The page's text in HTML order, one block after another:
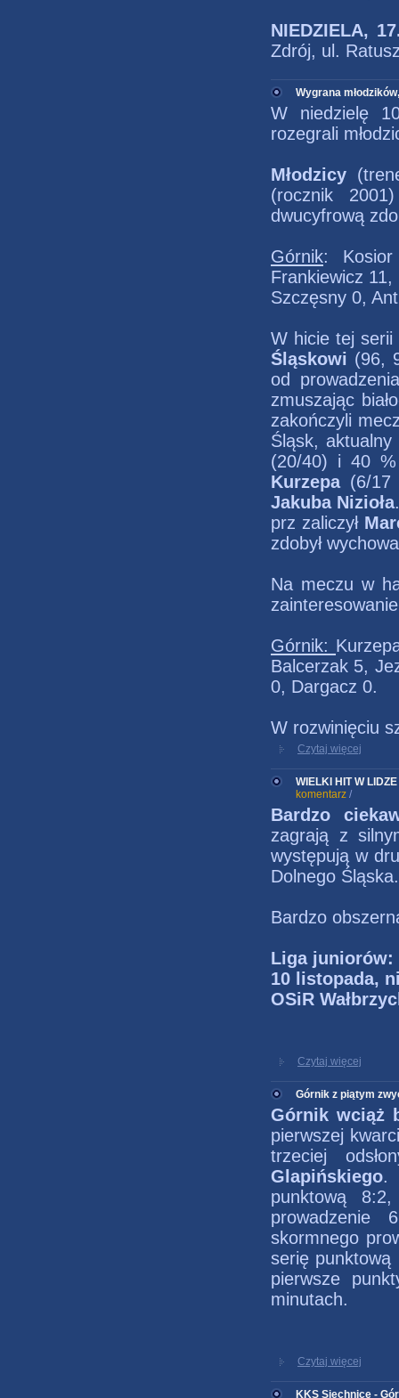
NIEDZIELA,
Zdrój, ul.
Wygrana
W niedzielę
rozegrali
Młodzicy
(rocznik
dwucyfrową
Górnik: Kosior
Frankiewicz
Szczęsny 0,
W hicie tej serii
Śląskowi (96,
od
zmuszając
zakończyli
Śląsk,
(20/40) i 40
Kurzepa (6/17
Jakuba Nizioła
prz zaliczył
zdobył
Na meczu w
Górnik:
Balcerzak 5,
0, Dargacz 0.
W rozwinięciu
Czytaj więcej
WIELKI HIT W
komentarz /
Bardzo
zagrają z
występują w
Dolnego
Bardzo
Liga juniorów:
10 listopada,
OSiR
Czytaj więcej
Górnik z piątym
Górnik wciąż
pierwszej
trzeciej
Glapińskiego.
punktową
prowadzenie
skormnego
serię punktową
pierwsze
minutach.
Czytaj więcej
KKS Siechnice -